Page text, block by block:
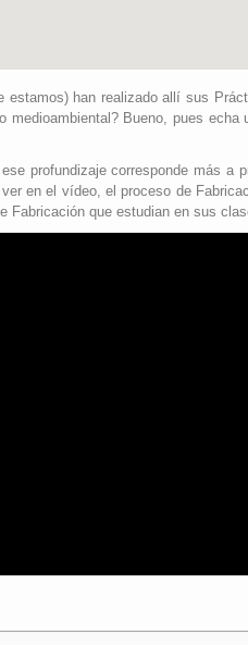
han realizado allí sus
medioambiental? Bueno, pues
profundizaje corresponde más a
en el vídeo, el proceso de
Fabricación que estudian en sus